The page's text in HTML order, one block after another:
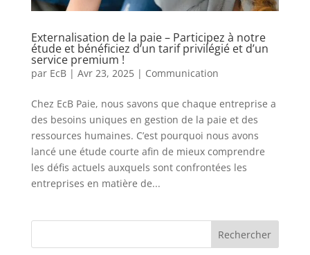
Externalisation de la paie – Participez à notre
étude et bénéficiez d’un tarif privilégié et d’un
service premium !
par EcB| Avr 23, 2025| Communication
Chez EcB Paie, nous savons que chaque entreprise a
des besoins uniques en gestion de la paie et des
ressources humaines. C’est pourquoi nous avons
lancé une étude courte afin de mieux comprendre
les défis actuels auxquels sont confrontées les
entreprises en matière de...
Rechercher